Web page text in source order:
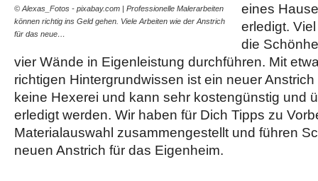
© Alexas_Fotos - pixabay.com | Professionelle Malerarbeiten
können richtig ins Geld gehen. Viele Arbeiten wie der Anstrich
für das neue…
eines
erledigt.
die
vier Wände in Eigenleistung durchführen. Mit
richtigen Hintergrundwissen ist ein neuer
keine Hexerei und kann sehr kostengünstig und
erledigt werden. Wir haben für Dich Tipps zu
Materialauswahl zusammengestellt und führen
neuen Anstrich für das Eigenheim.